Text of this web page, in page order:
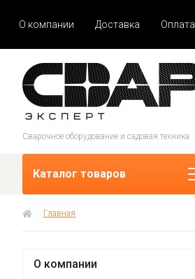
О компании Доставка Оплата
Сварочное оборудование и садовая техника
Каталог товаров
Главная
О компании